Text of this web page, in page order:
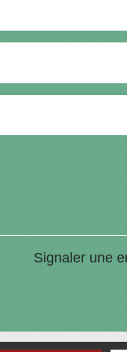
Signaler une